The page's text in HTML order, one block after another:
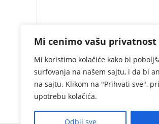
Mi cenimo vašu privatnost
Mi koristimo kolačiće kako bi
surfovanja na našem sajtu, i da bi
na sajtu. Klikom na "Prihvati sve",
upotrebu kolačića.
Odbij sve